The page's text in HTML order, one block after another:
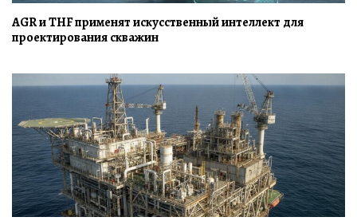
AGR и THF применят искусственный интеллект для
проектирования скважин